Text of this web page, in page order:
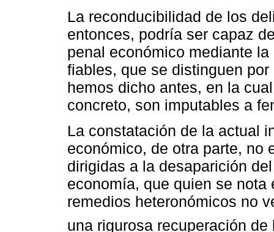
La reconducibilidad de los
entonces, podría ser capaz
penal económico mediante
fiables, que se distinguen
hemos dicho antes, en la
concreto, son imputables a
La constatación de la actual
económico, de otra parte, no
dirigidas a la desaparición
economía, que quien se
remedios heteronómicos no
una rigurosa recuperación